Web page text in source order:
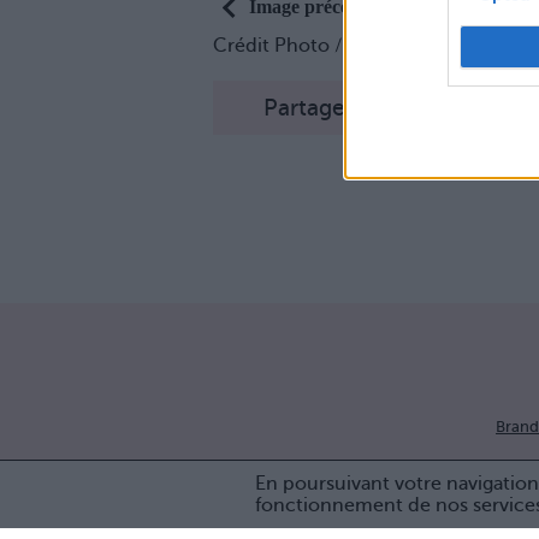
En poursuivant votre
fonctionnement de nos
Image précédente
Crédit Photo / Pinterest
Partager sur Facebook